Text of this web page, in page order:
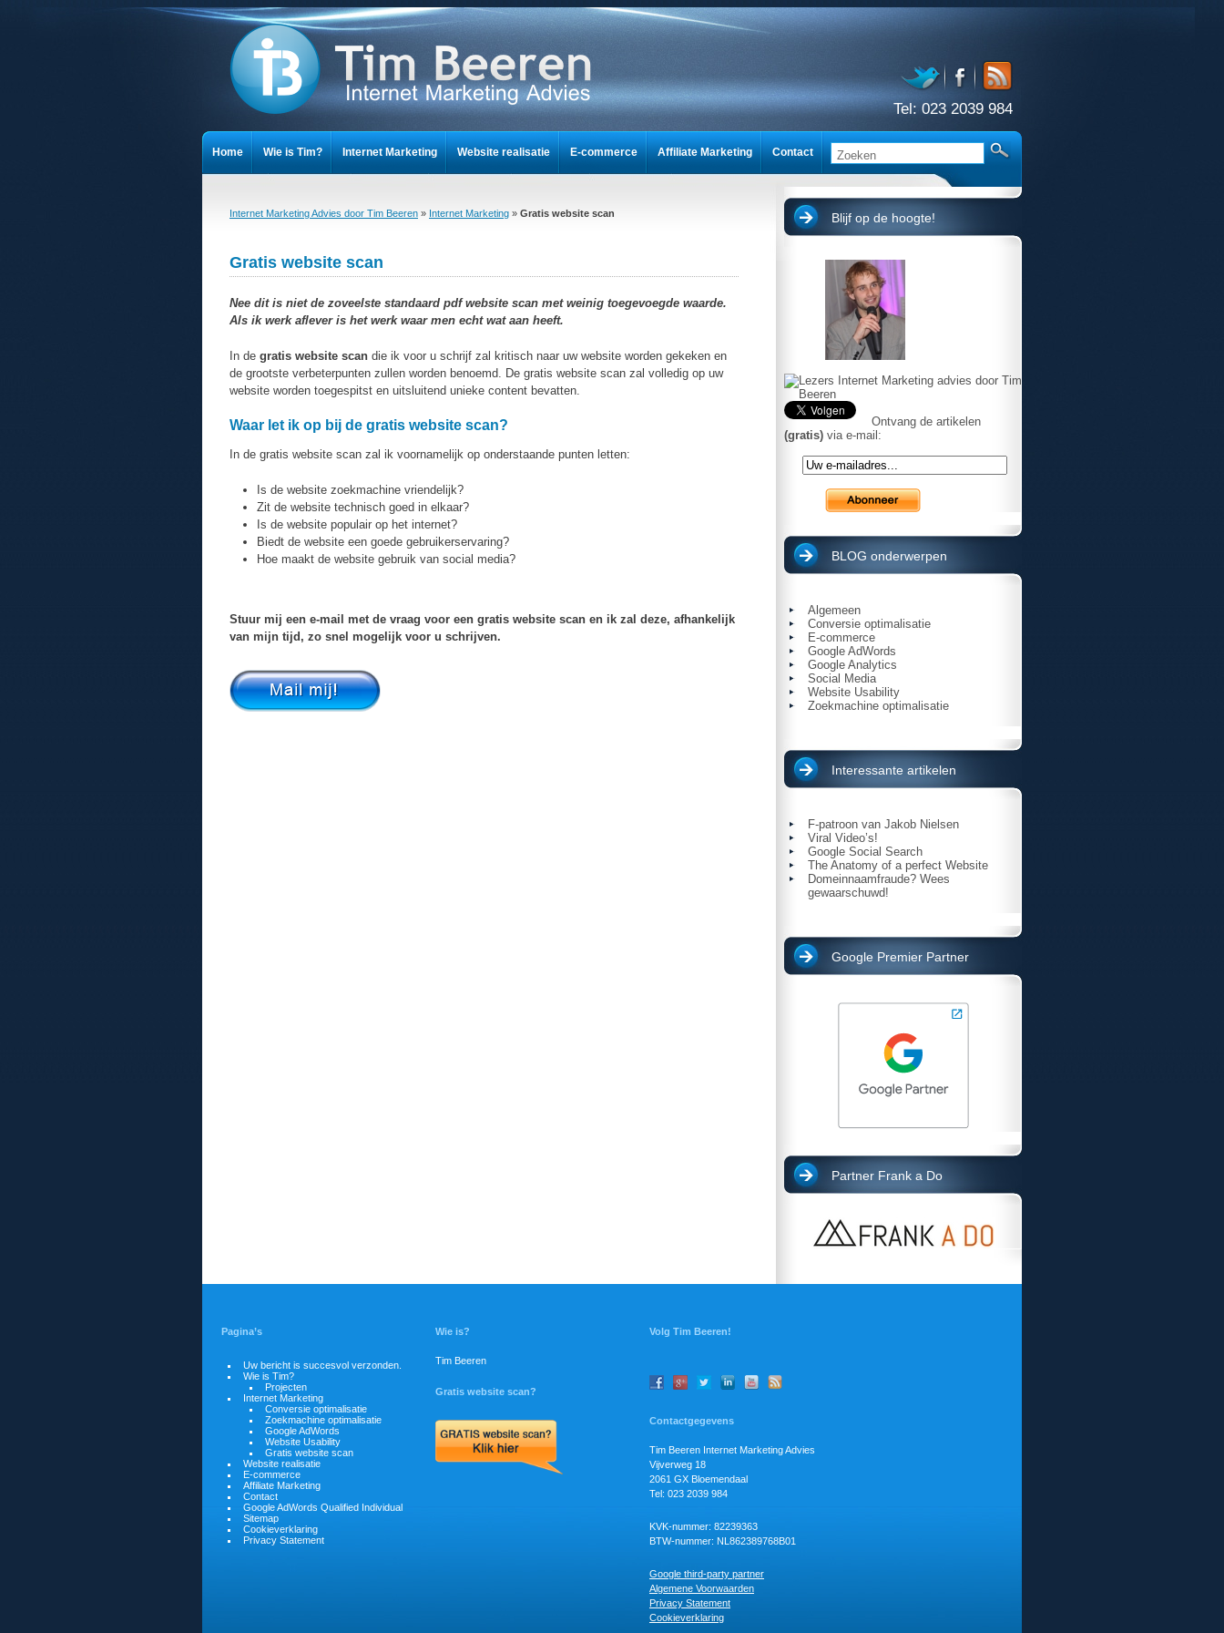
Tel:023 2039 984
Home Wie is Tim? Internet Marketing Website realisatie E-commerce Affiliate Marketing Contact
Internet Marketing Advies door Tim Beeren » Internet Marketing » Gratis website scan
Gratis website scan
Nee dit is niet de zoveelste standaard pdf website scan met weinig toegevoegde waarde.
Als ik werk aflever is het werk waar men echt wat aan heeft.
In de gratis website scan die ik voor u schrijf zal kritisch naar uw website worden gekeken en
de grootste verbeterpunten zullen worden benoemd. De gratis website scan zal volledig op uw
website worden toegespitst en uitsluitend unieke content bevatten.
Waar let ik op bij de gratis website scan?
In de gratis website scan zal ik voornamelijk op onderstaande punten letten:
Is de website zoekmachine vriendelijk?
Zit de website technisch goed in elkaar?
Is de website populair op het internet?
Biedt de website een goede gebruikerservaring?
Hoe maakt de website gebruik van social media?
Stuur mij een e-mail met de vraag voor een gratis website scan en ik zal deze, afhankelijk
van mijn tijd, zo snel mogelijk voor u schrijven.
Blijf op de hoogte!
Ontvang de artikelen
(gratis) via e-mail:
BLOG onderwerpen
Algemeen
Conversie optimalisatie
E-commerce
Google AdWords
Google Analytics
Social Media
Website Usability
Zoekmachine optimalisatie
Interessante artikelen
F-patroon van Jakob Nielsen
Viral Video’s!
Google Social Search
The Anatomy of a perfect Website
Domeinnaamfraude? Wees
gewaarschuwd!
Google Premier Partner
Partner Frank a Do
Pagina’s
Uw bericht is succesvol verzonden.
Wie is Tim?
Projecten
Internet Marketing
Conversie optimalisatie
Zoekmachine optimalisatie
Google AdWords
Website Usability
Gratis website scan
Website realisatie
E-commerce
Affiliate Marketing
Contact
Google AdWords Qualified Individual
Sitemap
Cookieverklaring
Privacy Statement
Wie is?
Tim Beeren
Gratis website scan?
Volg Tim Beeren!
Contactgegevens
Tim Beeren Internet Marketing Advies
Vijverweg 18
2061 GX Bloemendaal
Tel: 023 2039 984
KVK-nummer: 82239363
BTW-nummer: NL862389768B01
Google third-party partner
Algemene Voorwaarden
Privacy Statement
Cookieverklaring